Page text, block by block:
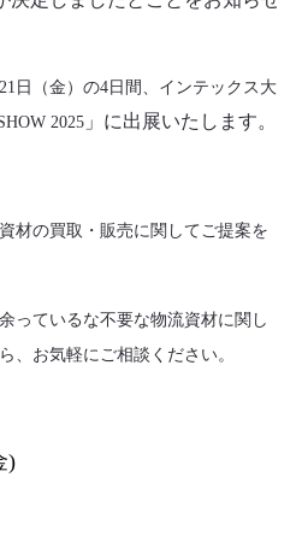
日（金）の4日間、インテックス大
2025 」に出展いたします。
材の買取・販売に関してご提案を
っているな不要な物流資材に関し
、お気軽にご相談ください。
)